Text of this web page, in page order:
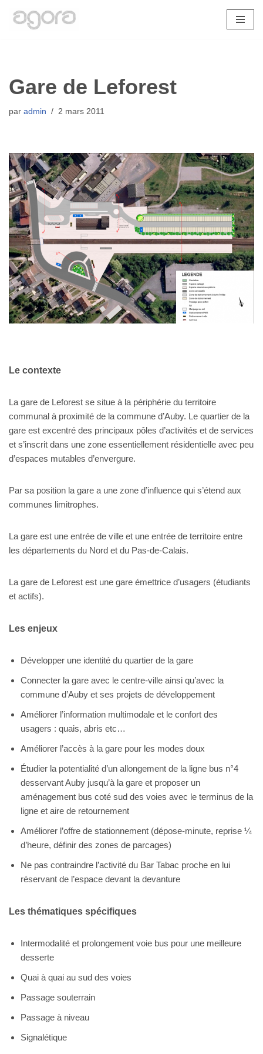
Gare de Leforest
par admin 2 mars 2011
Le contexte
La gare de Leforest se situe à la périphérie du territoire
communal à proximité de la commune d’Auby. Le quartier de la
gare est excentré des principaux pôles d’activités et de services
et s’inscrit dans une zone essentiellement résidentielle avec peu
d’espaces mutables d’envergure.
Par sa position la gare a une zone d’influence qui s’étend aux
communes limitrophes.
La gare est une entrée de ville et une entrée de territoire entre
les départements du Nord et du Pas-de-Calais.
La gare de Leforest est une gare émettrice d’usagers (étudiants
et actifs).
Les enjeux
Développer une identité du quartier de la gare
Connecter la gare avec le centre-ville ainsi qu’avec la
commune d’Auby et ses projets de développement
Améliorer l’information multimodale et le confort des
usagers : quais, abris etc…
Améliorer l’accès à la gare pour les modes doux
Étudier la potentialité d’un allongement de la ligne bus n°4
desservant Auby jusqu’à la gare et proposer un
aménagement bus coté sud des voies avec le terminus de la
ligne et aire de retournement
Améliorer l’offre de stationnement (dépose-minute, reprise ¼
d’heure, définir des zones de parcages)
Ne pas contraindre l’activité du Bar Tabac proche en lui
réservant de l’espace devant la devanture
Les thématiques spécifiques
Intermodalité et prolongement voie bus pour une meilleure
desserte
Quai à quai au sud des voies
Passage souterrain
Passage à niveau
Signalétique